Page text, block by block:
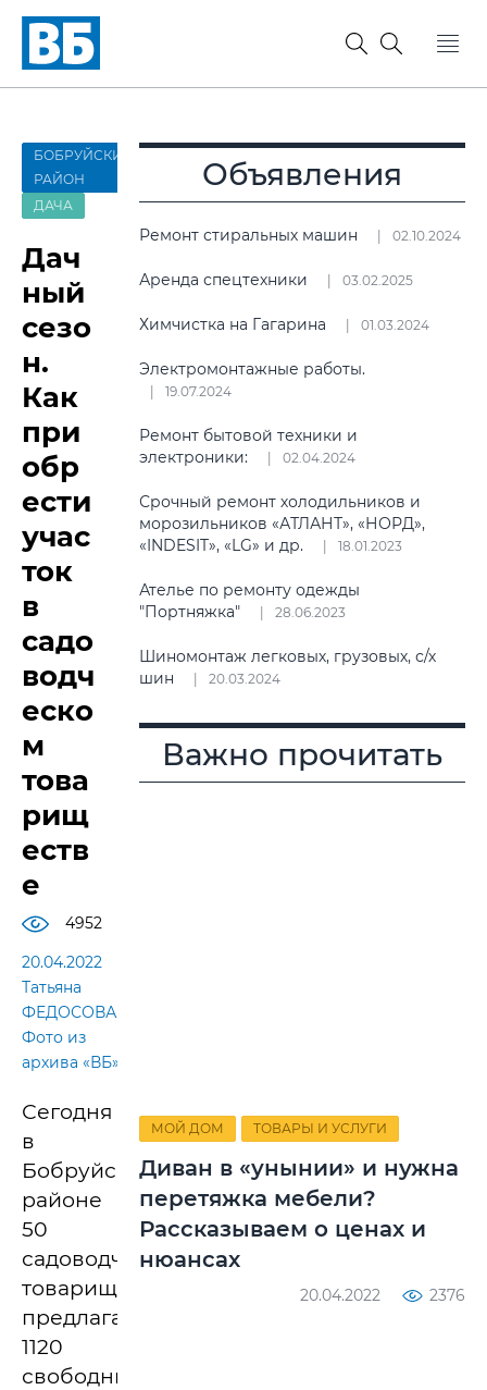
БОБРУЙСКИЙ
РАЙОН
ДАЧА
Дач
ный
сезо
н.
Как
при
обр
ести
учас
ток
в
садо
водч
еско
м
това
рищ
еств
е
4952
20.04.2022
Татьяна
ФЕДОСОВА.
Фото из
архива «ВБ»
Сегодня
в
Бобруйском
районе
50
садоводческих
товариществ
предлагают
1120
свободных
Объявления
Ремонт стиральных машин 02.10.2024
Аренда спецтехники 03.02.2025
Химчистка на Гагарина 01.03.2024
Электромонтажные работы.
19.07.2024
Ремонт бытовой техники и
электроники:
02.04.2024
Срочный ремонт холодильников и
морозильников «АТЛАНТ», «НОРД»,
«INDESIT», «LG» и др.
18.01.2023
Ателье по ремонту одежды
"Портняжка"
28.06.2023
Шиномонтаж легковых, грузовых, с/х
шин
20.03.2024
Важно прочитать
МОЙ ДОМ ТОВАРЫ И УСЛУГИ
Диван в «унынии» и нужна
перетяжка мебели?
Рассказываем о ценах и
нюансах
20.04.2022 2376